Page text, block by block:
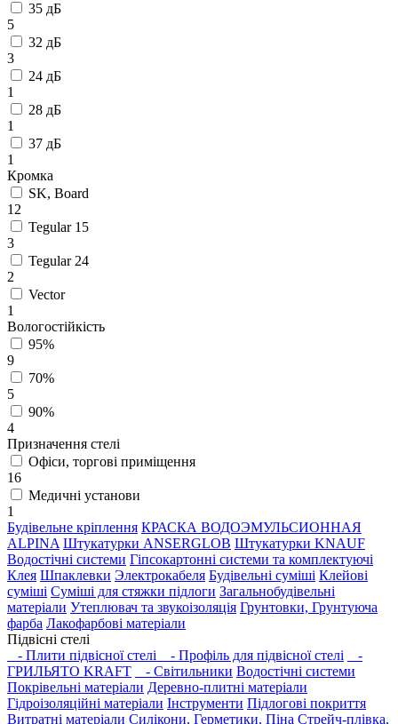
35 дБ
5
32 дБ
3
24 дБ
1
28 дБ
1
37 дБ
1
Кромка
SK, Board
12
Tegular 15
3
Tegular 24
2
Vector
1
Вологостійкість
95%
9
70%
5
90%
4
Призначення стелі
Офіси, торгові приміщення
16
Медичні установи
1
Будівельне кріплення КРАСКА ВОДОЭМУЛЬСИОННАЯ
ALPINA Штукатурки ANSERGLOB Штукатурки KNAUF
Водостічні системи Гіпсокартонні системи та комплектуючі
Клея Шпаклевки Электрокабеля Будівельні суміші Клейові
суміші Суміші для стяжки підлоги Загальнобудівельні
матеріали Утеплювач та звукоізоляція Грунтовки, Грунтуюча
фарба Лакофарбові матеріали
Підвісні стелі
- Плити підвісної стелі
- Профіль для підвісної стелі
-
ГРИЛЬЯТО KRAFT
- Світильники Водостічні системи
Покрівельні матеріали Деревно-плитні матеріали
Гідроізоляційні матеріали Інструменти Підлогові покриття
Витратні матеріали Силікони, Герметики, Піна Стрейч-плівка,